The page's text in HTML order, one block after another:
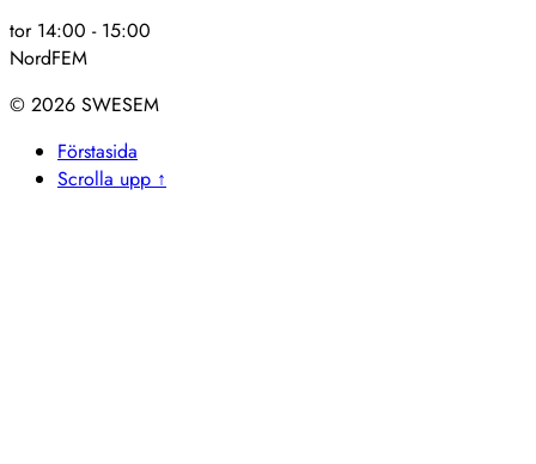
tor 14:00 - 15:00
NordFEM
© 2026
Förstasida
Scrolla upp ↑